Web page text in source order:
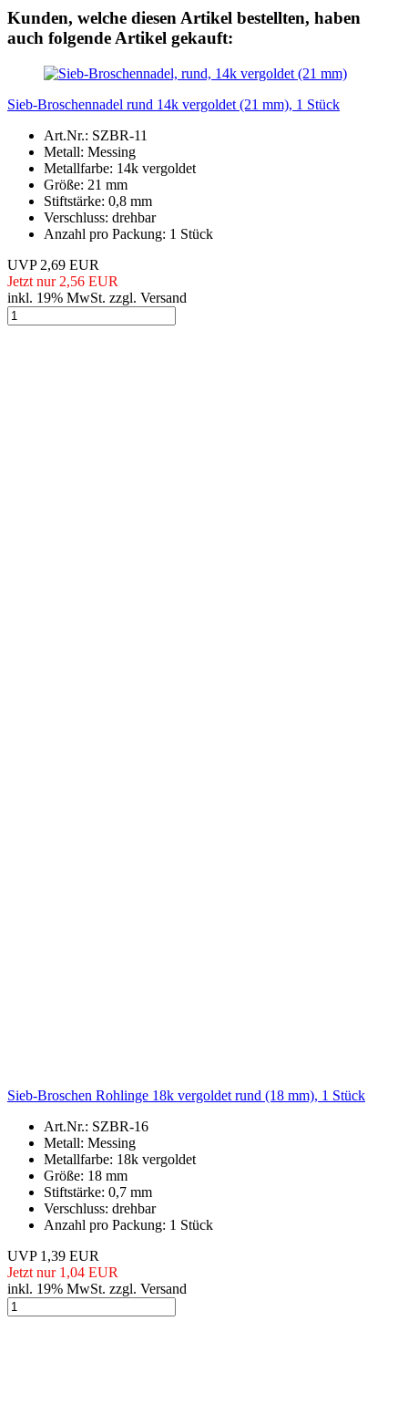
Kunden, welche diesen Artikel bestellten, haben
auch folgende Artikel gekauft:
Sieb-Broschennadel rund 14k vergoldet (21 mm), 1 Stück
Art.Nr.: SZBR-11
Metall: Messing
Metallfarbe: 14k vergoldet
Größe: 21 mm
Stiftstärke: 0,8 mm
Verschluss: drehbar
Anzahl pro Packung: 1 Stück
UVP 2,69 EUR
Jetzt nur 2,56 EUR
inkl. 19% MwSt. zzgl. Versand
Sieb-Broschen Rohlinge 18k vergoldet rund (18 mm), 1 Stück
Art.Nr.: SZBR-16
Metall: Messing
Metallfarbe: 18k vergoldet
Größe: 18 mm
Stiftstärke: 0,7 mm
Verschluss: drehbar
Anzahl pro Packung: 1 Stück
UVP 1,39 EUR
Jetzt nur 1,04 EUR
inkl. 19% MwSt. zzgl. Versand